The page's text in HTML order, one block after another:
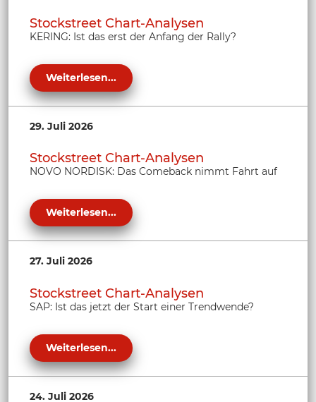
Stockstreet Chart-Analysen
KERING: Ist das erst der Anfang der Rally?
Weiterlesen...
29. Juli 2026
Stockstreet Chart-Analysen
NOVO NORDISK: Das Comeback nimmt Fahrt auf
Weiterlesen...
27. Juli 2026
Stockstreet Chart-Analysen
SAP: Ist das jetzt der Start einer Trendwende?
Weiterlesen...
24. Juli 2026